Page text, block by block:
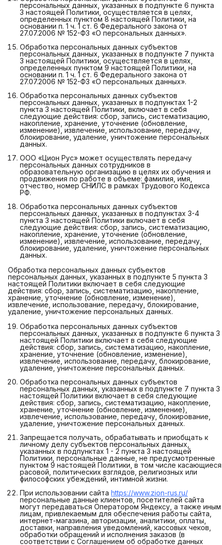
персональных данных, указанных в подпункте 6 пункта
3 настоящей Политики, осуществляется в целях,
определенных пунктом 8 настоящей Политики, на
основании п. 1 ч. 1 ст. 6 Федерального закона от
27.07.2006 № 152-ФЗ «О персональных данных».
Обработка персональных данных субъектов
персональных данных, указанных в подпункте 7 пункта
3 настоящей Политики, осуществляется в целях,
определенных пунктом 9 настоящей Политики, на
основании п. 1 ч. 1 ст. 6 Федерального закона от
27.07.2006 № 152-ФЗ «О персональных данных».
Обработка персональных данных субъектов
персональных данных, указанных в подпунктах 1-2
пункта 3 настоящей Политики, включает в себя
следующие действия: сбор, запись, систематизацию,
накопление, хранение, уточнение (обновление,
изменение), извлечение, использование, передачу,
блокирование, удаление, уничтожение персональных
данных.
ООО «Цион Рус» может осуществлять передачу
персональных данных сотрудников в
образовательную организацию в целях их обучения и
продвижения по работе в объеме: фамилия, имя,
отчество, номер СНИЛС в рамках Трудового Кодекса
РФ.
Обработка персональных данных субъектов
персональных данных, указанных в подпунктах 3-4
пункта 3 настоящей Политики включает в себя
следующие действия: сбор, запись, систематизацию,
накопление, хранение, уточнение (обновление,
изменение), извлечение, использование, передачу,
блокирование, удаление, уничтожение персональных
данных.
Обработка персональных данных субъектов
персональных данных, указанных в подпункте 5 пункта 3
настоящей Политики включает в себя следующие
действия: сбор, запись, систематизацию, накопление,
хранение, уточнение (обновление, изменение),
извлечение, использование, передачу, блокирование,
удаление, уничтожение персональных данных.
Обработка персональных данных субъектов
персональных данных, указанных в подпункте 6 пункта 3
настоящей Политики включает в себя следующие
действия: сбор, запись, систематизацию, накопление,
хранение, уточнение (обновление, изменение),
извлечение, использование, передачу, блокирование,
удаление, уничтожение персональных данных.
Обработка персональных данных субъектов
персональных данных, указанных в подпункте 7 пункта 3
настоящей Политики включает в себя следующие
действия: сбор, запись, систематизацию, накопление,
хранение, уточнение (обновление, изменение),
извлечение, использование, передачу, блокирование,
удаление, уничтожение персональных данных.
Запрещается получать, обрабатывать и приобщать к
личному делу субъектов персональных данных,
указанных в подпунктах 1 - 2 пункта 3 настоящей
Политики, персональные данные, не предусмотренные
пунктом 9 настоящей Политики, в том числе касающиеся
расовой, политических взглядов, религиозных или
философских убеждений, интимной жизни.
При использовании сайта https://www.zion-rus.ru/
персональные данные клиентов, посетителей сайта
могут передаваться Оператором Яндексу, а также иным
лицам, привлекаемым для обеспечения работы сайта,
интернет-магазина, авторизации, аналитики, оплаты,
доставки, направления уведомлений, кассовых чеков,
обработки обращений и исполнения заказов (в
соответствии с Соглашением об обработке данных